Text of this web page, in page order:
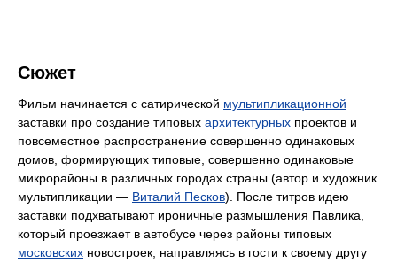
Сюжет
Фильм начинается с сатирической мультипликационной
заставки про создание типовых архитектурных проектов и
повсеместное распространение совершенно одинаковых
домов, формирующих типовые, совершенно одинаковые
микрорайоны в различных городах страны (автор и художник
мультипликации — Виталий Песков). После титров идею
заставки подхватывают ироничные размышления Павлика,
который проезжает в автобусе через районы типовых
московских новостроек, направляясь в гости к своему другу